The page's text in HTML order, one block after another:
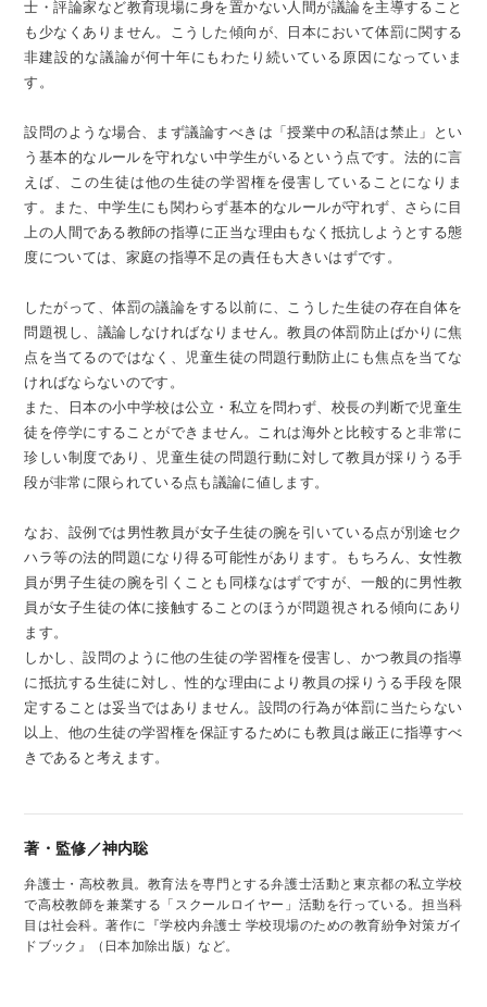
士・評論家など教育現場に身を置かない人間が議論を主導すること
も少なくありません。こうした傾向が、日本において体罰に関する
非建設的な議論が何十年にもわたり続いている原因になっていま
す。
設問のような場合、まず議論すべきは「授業中の私語は禁止」とい
う基本的なルールを守れない中学生がいるという点です。法的に言
えば、この生徒は他の生徒の学習権を侵害していることになりま
す。また、中学生にも関わらず基本的なルールが守れず、さらに目
上の人間である教師の指導に正当な理由もなく抵抗しようとする態
度については、家庭の指導不足の責任も大きいはずです。
したがって、体罰の議論をする以前に、こうした生徒の存在自体を
問題視し、議論しなければなりません。教員の体罰防止ばかりに焦
点を当てるのではなく、児童生徒の問題行動防止にも焦点を当てな
ければならないのです。
また、日本の小中学校は公立・私立を問わず、校長の判断で児童生
徒を停学にすることができません。これは海外と比較すると非常に
珍しい制度であり、児童生徒の問題行動に対して教員が採りうる手
段が非常に限られている点も議論に値します。
なお、設例では男性教員が女子生徒の腕を引いている点が別途セク
ハラ等の法的問題になり得る可能性があります。もちろん、女性教
員が男子生徒の腕を引くことも同様なはずですが、一般的に男性教
員が女子生徒の体に接触することのほうが問題視される傾向にあり
ます。
しかし、設問のように他の生徒の学習権を侵害し、かつ教員の指導
に抵抗する生徒に対し、性的な理由により教員の採りうる手段を限
定することは妥当ではありません。設問の行為が体罰に当たらない
以上、他の生徒の学習権を保証するためにも教員は厳正に指導すべ
きであると考えます。
著・監修／神内聡
弁護士・高校教員。教育法を専門とする弁護士活動と東京都の私立学校
で高校教師を兼業する「スクールロイヤー」活動を行っている。担当科
目は社会科。著作に『学校内弁護士 学校現場のための教育紛争対策ガイ
ドブック』（日本加除出版）など。